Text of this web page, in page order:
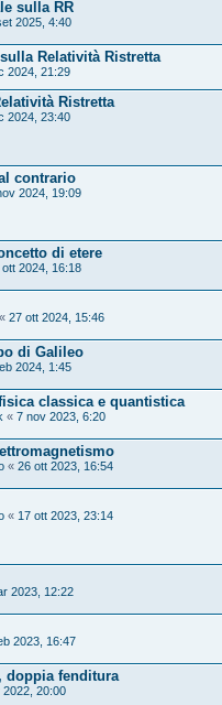
sulla RR
2025, 4:40
Relatività Ristretta
2024, 21:29
Ristretta
2024, 23:40
contrario
2024, 19:09
di etere
ott 2024, 16:18
« 27 ott 2024, 15:46
di Galileo
2024, 1:45
classica e quantistica
« 7 nov 2023, 6:20
« 26 ott 2023, 16:54
« 17 ott 2023, 23:14
2023, 12:22
2023, 16:47
doppia fenditura
2022, 20:00